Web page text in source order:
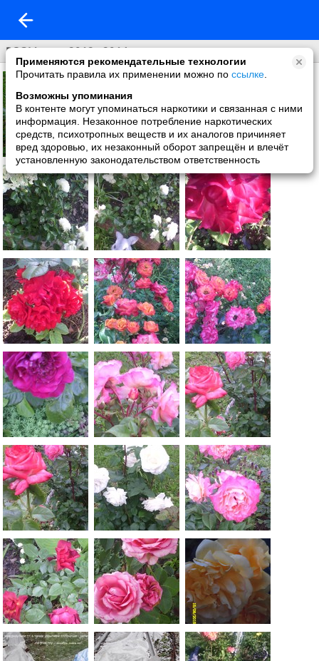
Применяются рекомендательные технологии
Прочитать правила их применении можно по ссылке
Возможны упоминания
В контенте могут упоминаться наркотики и связанная с ними
информация. Незаконное потребление наркотических
средств, психотропных веществ и их аналогов причиняет
вред здоровью, их незаконный оборот запрещён и влечёт
установленную законодательством ответственность
РОЗЫ-мои-2012г-2014г